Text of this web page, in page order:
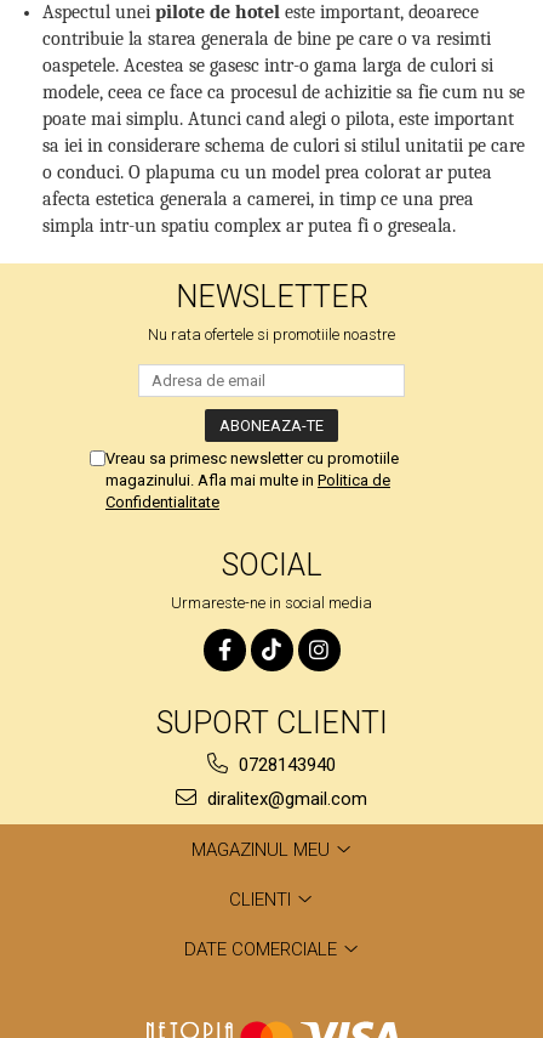
Aspectul unei pilote de hotel este important, deoarece
contribuie la starea generala de bine pe care o va resimti
oaspetele. Acestea se gasesc intr-o gama larga de culori si
modele, ceea ce face ca procesul de achizitie sa fie cum nu se
poate mai simplu. Atunci cand alegi o pilota, este important
sa iei in considerare schema de culori si stilul unitatii pe care
o conduci. O plapuma cu un model prea colorat ar putea
afecta estetica generala a camerei, in timp ce una prea
simpla intr-un spatiu complex ar putea fi o greseala.
NEWSLETTER
Nu rata ofertele si promotiile noastre
Vreau sa primesc newsletter cu promotiile
magazinului. Afla mai multe in Politica de
Confidentialitate
SOCIAL
Urmareste-ne in social media
SUPORT CLIENTI
0728143940
diralitex@gmail.com
MAGAZINUL MEU
CLIENTI
DATE COMERCIALE